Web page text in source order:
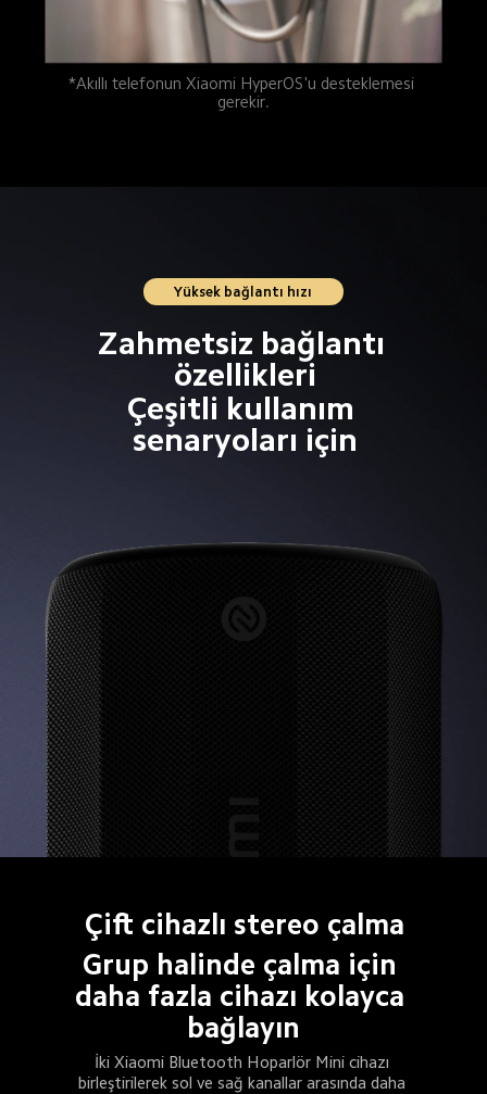
*Akıllı telefonun Xiaomi HyperOS'u desteklemesi
gerekir.
Yüksek bağlantı hızı
Zahmetsiz bağlantı
özellikleri
Çeşitli kullanım
senaryoları için
Çift cihazlı stereo çalma
Grup halinde çalma için
daha fazla cihazı kolayca
bağlayın
İki Xiaomi Bluetooth Hoparlör Mini cihazı
birleştirilerek sol ve sağ kanallar arasında daha